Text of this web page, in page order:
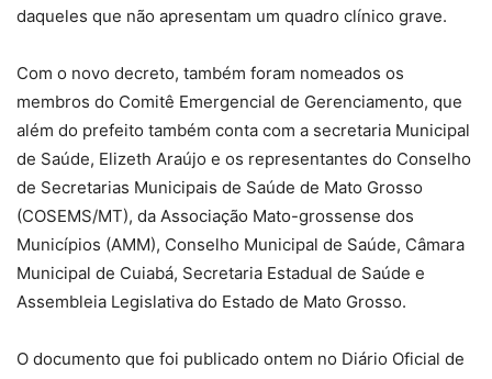
daqueles que não apresentam um quadro clínico grave.
Com o novo decreto, também foram nomeados os
membros do Comitê Emergencial de Gerenciamento, que
além do prefeito também conta com a secretaria Municipal
de Saúde, Elizeth Araújo e os representantes do Conselho
de Secretarias Municipais de Saúde de Mato Grosso
(COSEMS/MT), da Associação Mato-grossense dos
Municípios (AMM), Conselho Municipal de Saúde, Câmara
Municipal de Cuiabá, Secretaria Estadual de Saúde e
Assembleia Legislativa do Estado de Mato Grosso.
O documento que foi publicado ontem no Diário Oficial de